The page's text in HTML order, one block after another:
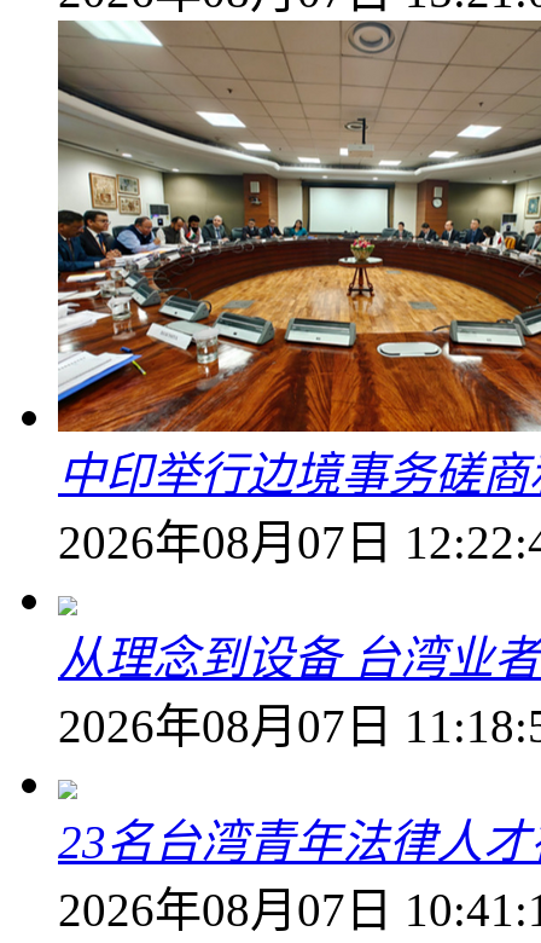
中印举行边境事务磋
2026年08月07日
从理念到设备 台湾业
2026年08月07日
23名台湾青年法律人
2026年08月07日